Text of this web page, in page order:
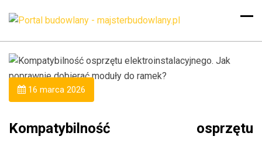
16 marca 2026
Kompatybilność osprzętu